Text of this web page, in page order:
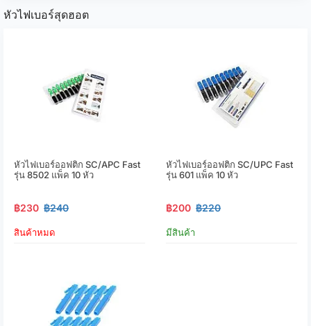
หัวไฟเบอร์สุดฮอต
หัวไฟเบอร์ออฟติก SC/APC Fast
รุ่น 8502 แพ็ค 10 หัว
฿230 ฿240
สินค้าหมด
หัวไฟเบอร์ออฟติก SC/UPC Fast
รุ่น 601 แพ็ค 10 หัว
฿200 ฿220
มีสินค้า